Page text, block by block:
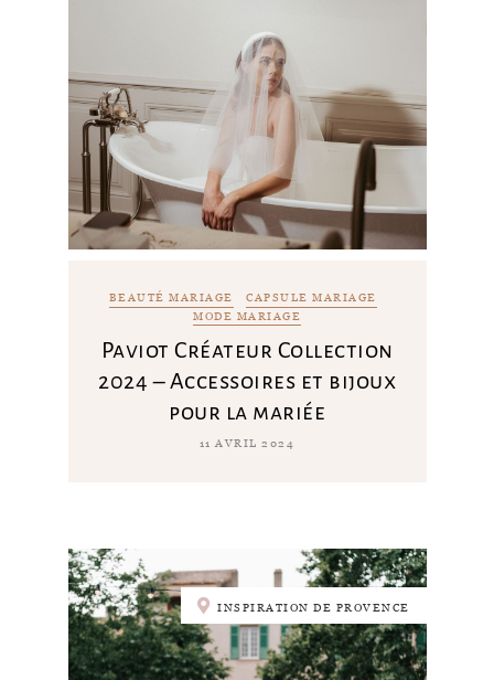
BEAUTÉ MARIAGE
CAPSULE MARIAGE
MODE MARIAGE
Paviot Créateur Collection
2024 – Accessoires et bijoux
pour la mariée
11 AVRIL 2024
INSPIRATION DE PROVENCE